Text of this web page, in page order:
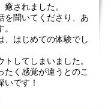
されました。
を聞いてくださり、あ
、はじめての体験でし
してしまいました。
たく感覚が違うとのこ
いです！